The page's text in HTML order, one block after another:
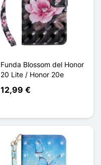
Funda Blossom del Honor
20 Lite / Honor 20e
12,99 €